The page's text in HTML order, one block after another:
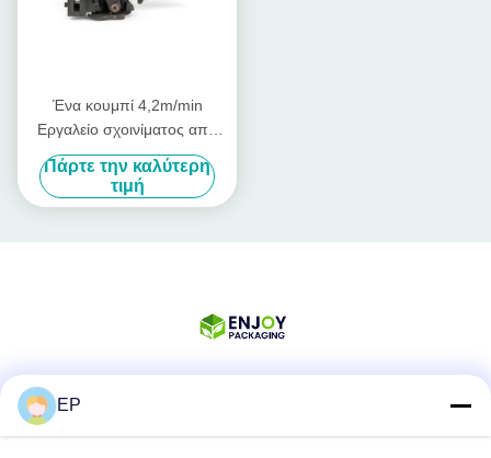
Ένα κουμπί 4,2m/min
Εργαλείο σχοινίματος από
χάλυβα 32mm Band
Πνευματική μηχανή
σχοινίματος από χάλυβα
Πάρτε την καλύτερη
τιμή
EP